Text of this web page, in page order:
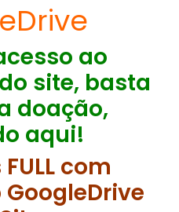
ao
site, basta
doação,
aqui!
com